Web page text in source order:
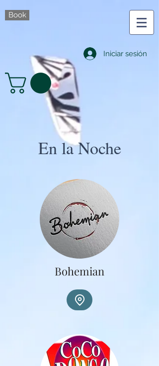
Book
Iniciar sesión
En la Noche
Bohemian